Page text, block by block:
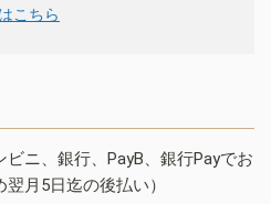
こちら
ニ、銀行、PayB、銀行Payでお
月5日迄の後払い）